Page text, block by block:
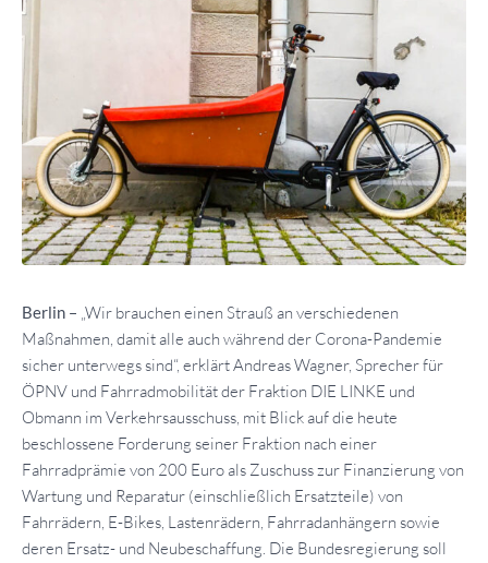
Berlin – „Wir brauchen einen Strauß an verschiedenen
Maßnahmen, damit alle auch während der Corona-Pandemie
sicher unterwegs sind“, erklärt Andreas Wagner, Sprecher für
ÖPNV und Fahrradmobilität der Fraktion DIE LINKE und
Obmann im Verkehrsausschuss, mit Blick auf die heute
beschlossene Forderung seiner Fraktion nach einer
Fahrradprämie von 200 Euro als Zuschuss zur Finanzierung von
Wartung und Reparatur (einschließlich Ersatzteile) von
Fahrrädern, E-Bikes, Lastenrädern, Fahrradanhängern sowie
deren Ersatz- und Neubeschaffung. Die Bundesregierung soll